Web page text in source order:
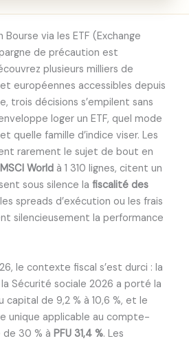
via les ETF (Exchange
de précaution est
plusieurs milliers de
européennes accessibles depuis
trois décisions s’empilent sans
loger un ETF, quel mode
quelle famille d’indice viser. Les
rarement le sujet de bout en
MSCI World à 1 310 lignes, citent un
sous silence lafiscalité des
spreads d’exécution ou les frais
silencieusement la performance
le contexte fiscal s’est durci : la
Sécurité sociale 2026 a porté la
capital de 9,2 % à 10,6 %, et le
unique applicable au compte-
de 30 % àPFU 31,4 %. Les